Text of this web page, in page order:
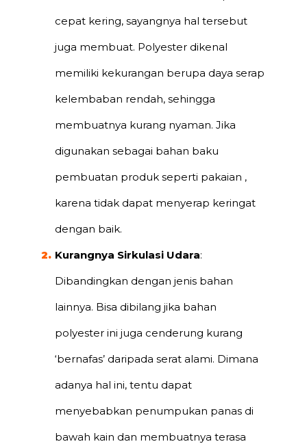
cepat kering, sayangnya hal tersebut
juga membuat. Polyester dikenal
memiliki kekurangan berupa daya serap
kelembaban rendah, sehingga
membuatnya kurang nyaman. Jika
digunakan sebagai bahan baku
pembuatan produk seperti pakaian ,
karena tidak dapat menyerap keringat
dengan baik.
Kurangnya Sirkulasi Udara:
Dibandingkan dengan jenis bahan
lainnya. Bisa dibilang jika bahan
polyester ini juga cenderung kurang
‘bernafas’ daripada serat alami. Dimana
adanya hal ini, tentu dapat
menyebabkan penumpukan panas di
bawah kain dan membuatnya terasa